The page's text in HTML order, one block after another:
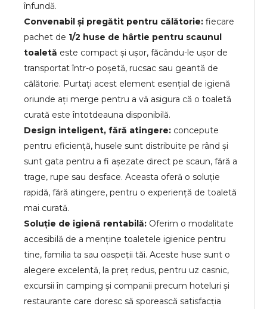
înfundă.
Convenabil și pregătit pentru călătorie: fiecare
pachet de 1/2 huse de hârtie pentru scaunul
toaletă este compact și ușor, făcându-le ușor de
transportat într-o poșetă, rucsac sau geantă de
călătorie. Purtați acest element esențial de igienă
oriunde ați merge pentru a vă asigura că o toaletă
curată este întotdeauna disponibilă.
Design inteligent, fără atingere: concepute
pentru eficiență, husele sunt distribuite pe rând și
sunt gata pentru a fi așezate direct pe scaun, fără a
trage, rupe sau desface. Aceasta oferă o soluție
rapidă, fără atingere, pentru o experiență de toaletă
mai curată.
Soluție de igienă rentabilă: Oferim o modalitate
accesibilă de a menține toaletele igienice pentru
tine, familia ta sau oaspeții tăi. Aceste huse sunt o
alegere excelentă, la preț redus, pentru uz casnic,
excursii în camping și companii precum hoteluri și
restaurante care doresc să sporească satisfacția